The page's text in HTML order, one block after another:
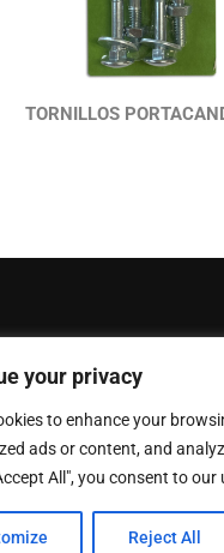
your privacy
to enhance your
ads or content, and
All", you consent to our
Reject All
TORNILLOS